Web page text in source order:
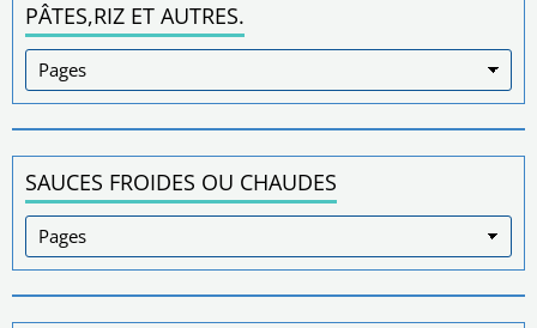
PÂTES,RIZ ET AUTRES.
SAUCES FROIDES OU CHAUDES